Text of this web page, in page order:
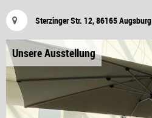
Sterzinger Str. 12, 86165 Augsburg
Unsere Ausstellung